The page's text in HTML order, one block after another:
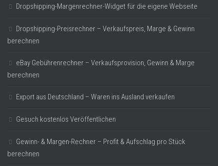
Dropshipping-Margenrechner-Widget für die eigene Webseite
Dropshipping-Preisrechner – Verkaufspreis, Marge & Gewinn
berechnen
eBay Gebührenrechner – Verkaufsprovision, Gewinn & Marge
berechnen
Export aus Deutschland – Waren ins Ausland verkaufen
Gesuch kostenlos Veröffentlichen
Gewinn- & Margen-Rechner – Profit & Aufschlag pro Stück
berechnen